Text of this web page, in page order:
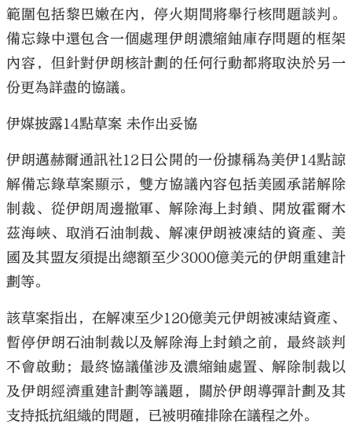
範圍包括黎巴嫩在內，停火期間將舉行核問題談判。
備忘錄中還包含一個處理伊朗濃縮鈾庫存問題的框架
內容，但針對伊朗核計劃的任何行動都將取決於另一
份更為詳盡的協議。
伊媒披露14點草案 未作出妥協
伊朗邁赫爾通訊社12日公開的一份據稱為美伊14點諒
解備忘錄草案顯示，雙方協議內容包括美國承諾解除
制裁、從伊朗周邊撤軍、解除海上封鎖、開放霍爾木
茲海峽、取消石油制裁、解凍伊朗被凍結的資產、美
國及其盟友須提出總額至少3000億美元的伊朗重建計
劃等。
該草案指出，在解凍至少120億美元伊朗被凍結資產、
暫停伊朗石油制裁以及解除海上封鎖之前，最終談判
不會啟動；最終協議僅涉及濃縮鈾處置、解除制裁以
及伊朗經濟重建計劃等議題，關於伊朗導彈計劃及其
支持抵抗組織的問題，已被明確排除在議程之外。